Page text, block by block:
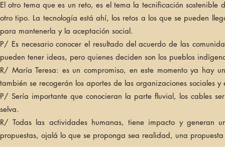
El otro tema que es un reto, es el tema la tecnificación
otro tipo. La tecnología está ahí, los retos a los que se pueden
para mantenerla y la aceptación social.
P/ Es necesario conocer el resultado del acuerdo de las
pueden tener ideas, pero quienes deciden son los pueblos
R/ María Teresa: es un compromiso, en este momento ya hay
también se recogerán los aportes de las organizaciones sociales
P/ Sería importante que conocieran la parte fluvial, los cables
selva.
R/ Todas las actividades humanas, tiene impacto y generan
propuestas, ojalá lo que se proponga sea realidad, una